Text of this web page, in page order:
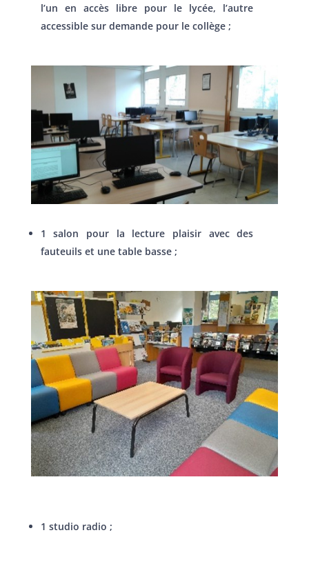
l’un en accès libre pour le lycée, l’autre
accessible sur demande pour le collège ;
1 salon pour la lecture plaisir avec des
fauteuils et une table basse ;
1 studio radio ;